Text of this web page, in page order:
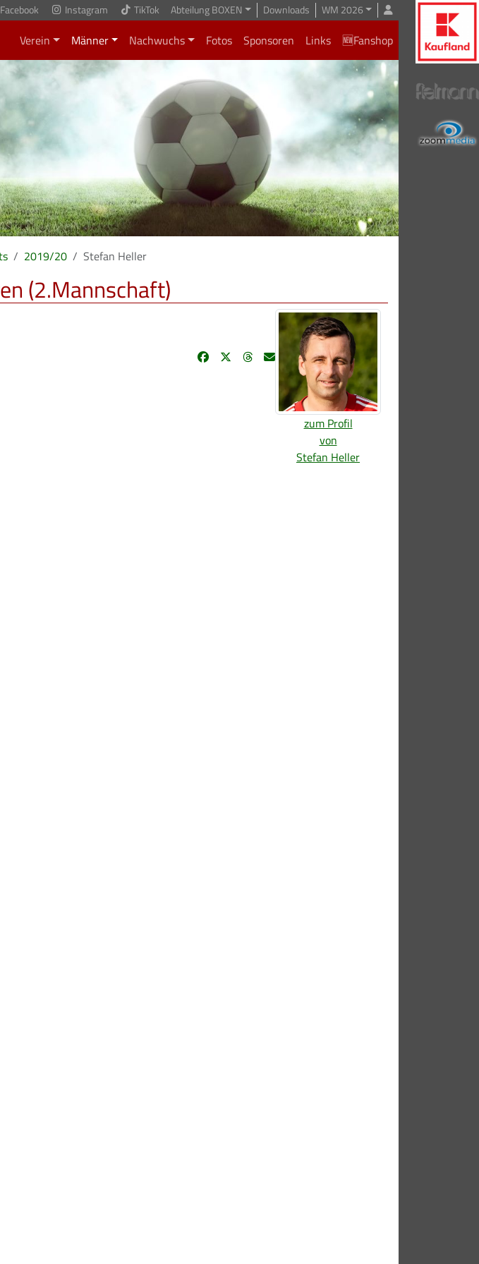
Facebook Instagram TikTok Abteilung BOXEN Downloads WM 2026
Verein Männer Nachwuchs Fotos Sponsoren Links 🆕Fanshop
2019/20 Stefan Heller
(2.Mannschaft)
zum Profil
von
Stefan Heller